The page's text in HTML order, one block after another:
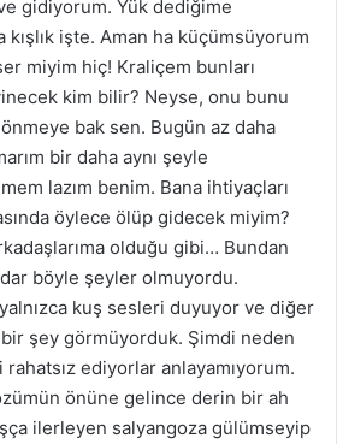
gidiyorum. Yük dediğime
kışlık işte. Aman ha küçümsüyorum
miyim hiç! Kraliçem bunları
kim bilir? Neyse, onu bunu
bak sen. Bugün az daha
bir daha aynı şeyle
lazım benim. Bana ihtiyaçları
öylece ölüp gidecek miyim?
olduğu gibi… Bundan
böyle şeyler olmuyordu.
kuş sesleri duyuyor ve diğer
bir şey görmüyorduk. Şimdi neden
ediyorlar anlayamıyorum.
önüne gelince derin bir ah
ilerleyen salyangoza gülümseyip